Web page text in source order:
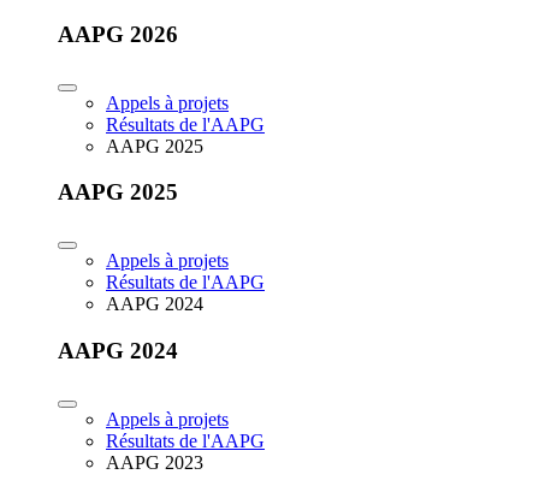
AAPG 2026
Appels à projets
Résultats de l'AAPG
AAPG 2025
AAPG 2025
Appels à projets
Résultats de l'AAPG
AAPG 2024
AAPG 2024
Appels à projets
Résultats de l'AAPG
AAPG 2023